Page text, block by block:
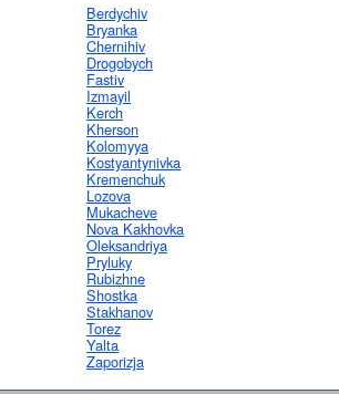
Berdychiv
Bryanka
Chernihiv
Drogobych
Fastiv
Izmayil
Kerch
Kherson
Kolomyya
Kostyantynivka
Kremenchuk
Lozova
Mukacheve
Nova Kakhovka
Oleksandriya
Pryluky
Rubizhne
Shostka
Stakhanov
Torez
Yalta
Zaporizja